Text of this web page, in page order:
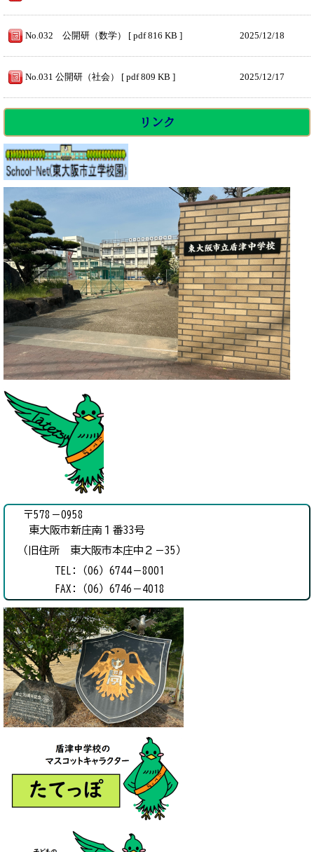
No.032 公開研（数学） [ pdf 816 KB ] 2025/12/18
No.031 公開研（社会） [ pdf 809 KB ] 2025/12/17
リンク
〒578－0958
東大阪市新庄南１番33号
（旧住所 東大阪市本庄中２－35）
TEL:（06）6744－8001
FAX:（06）6746－4018